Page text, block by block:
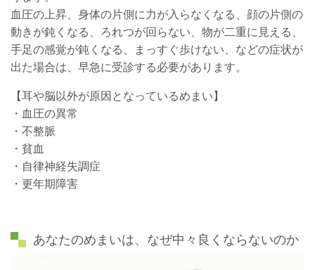
血圧の上昇、身体の片側に力が入らなくなる、顔の片側の
動きが鈍くなる、ろれつが回らない、物が二重に見える、
手足の感覚が鈍くなる、まっすぐ歩けない、などの症状が
出た場合は、早急に受診する必要があります。
【耳や脳以外が原因となっているめまい】
・血圧の異常
・不整脈
・貧血
・自律神経失調症
・更年期障害
あなたのめまいは、なぜ中々良くならないのか